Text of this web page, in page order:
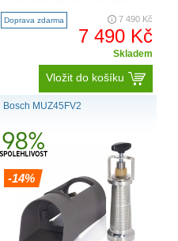
EasySlide tlačítko v..
Doprava zdarma 7 490 Kč
7 490 Kč
Skladem
Vložit do košíku
Bosch MUZ45FV2
-14%